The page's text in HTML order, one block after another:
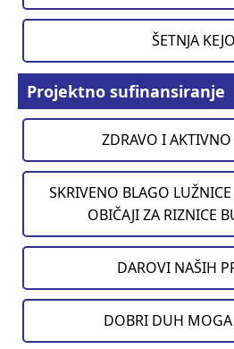
ŠETNJA
Projektno sufinansiranje
ZDRAVO I AKTIVNO
SKRIVENO BLAGO
OBIČAJI ZA RIZNICE
DAROVI NAŠIH
DOBRI DUH MOGA